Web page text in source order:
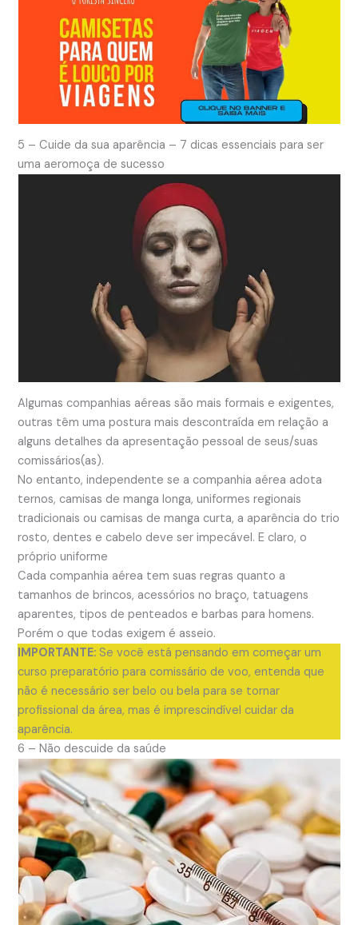
5 – Cuide da sua aparência – 7 dicas essenciais para ser
uma aeromoça de sucesso
Algumas companhias aéreas são mais formais e exigentes,
outras têm uma postura mais descontraída em relação a
alguns detalhes da apresentação pessoal de seus/suas
comissários(as).
No entanto, independente se a companhia aérea adota
ternos, camisas de manga longa, uniformes regionais
tradicionais ou camisas de manga curta, a aparência do trio
rosto, dentes e cabelo deve ser impecável. E claro, o
próprio uniforme
Cada companhia aérea tem suas regras quanto a
tamanhos de brincos, acessórios no braço, tatuagens
aparentes, tipos de penteados e barbas para homens.
Porém o que todas exigem é asseio.
IMPORTANTE: Se você está pensando em começar um
curso preparatório para comissário de voo, entenda que
não é necessário ser belo ou bela para se tornar
profissional da área, mas é imprescindível cuidar da
aparência.
6 – Não descuide da saúde